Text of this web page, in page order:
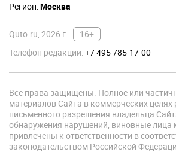
Регион:Москва
Quto.ru, 2026 г.
16+
Телефон редакции:+7 495 785-17-00
Все права защищены. Полное или
материалов Сайта в коммерческих целях
письменного разрешения владельца
обнаружения нарушений, виновные лица
привлечены к ответственности в
законодательством Российской